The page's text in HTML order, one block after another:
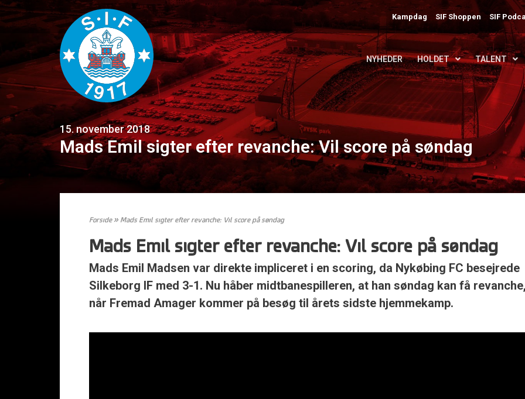
Kampdag SIF Shoppen SIF
NYHEDER HOLDET TALENT
15. november 2018
Mads Emil sigter efter revanche: Vil score på søndag
Forside» Mads Emil sigter efter revanche: Vil score på søndag
Mads Emil sigter efter revanche: Vil score på søndag
Mads Emil Madsen var direkte impliceret i en scoring, da Nykøbing FC besejrede
Silkeborg IF med 3-1. Nu håber midtbanespilleren, at han søndag kan få
når Fremad Amager kommer på besøg til årets sidste hjemmekamp.